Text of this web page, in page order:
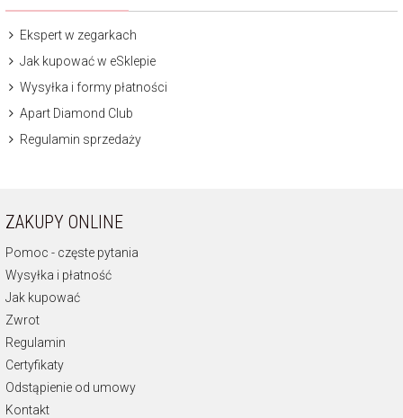
Ekspert w zegarkach
Jak kupować w eSklepie
Wysyłka i formy płatności
Apart Diamond Club
Regulamin sprzedaży
ZAKUPY ONLINE
Pomoc - częste pytania
Wysyłka i płatność
Jak kupować
Zwrot
Regulamin
Certyfikaty
Odstąpienie od umowy
Kontakt